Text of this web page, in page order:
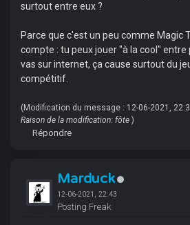
surtout entre eux ?
Parce que c'est un peu comme Magic
compte : tu peux jouer "à la cool"
vas sur internet, ça cause surtout du
compétitif.
(Modification du message : 12-06-2021,
Raison de la modification: fôte )
Répondre
Marduck
12-06-2021, 22:43
Posting Freak